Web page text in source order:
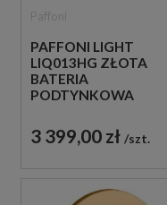
PAFFONI LIGHT
LIQ013HG ZŁOTA
BATERIA
PODTYNKOWA
DROŻNA
3 399,00 zł szt.